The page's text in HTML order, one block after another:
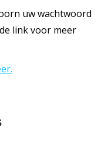
uw wachtwoord
link voor meer